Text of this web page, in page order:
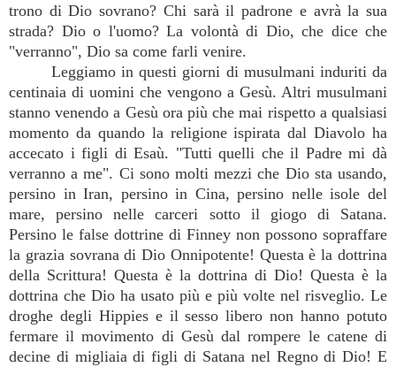
trono di Dio sovrano? Chi sarà il padrone e avrà la sua
strada? Dio o l'uomo? La volontà di Dio, che dice che
"verranno", Dio sa come farli venire.
Leggiamo in questi giorni di musulmani induriti da
centinaia di uomini che vengono a Gesù. Altri musulmani
stanno venendo a Gesù ora più che mai rispetto a qualsiasi
momento da quando la religione ispirata dal Diavolo ha
accecato i figli di Esaù. "Tutti quelli che il Padre mi dà
verranno a me". Ci sono molti mezzi che Dio sta usando,
persino in Iran, persino in Cina, persino nelle isole del
mare, persino nelle carceri sotto il giogo di Satana.
Persino le false dottrine di Finney non possono sopraffare
la grazia sovrana di Dio Onnipotente! Questa è la dottrina
della Scrittura! Questa è la dottrina di Dio! Questa è la
dottrina che Dio ha usato più e più volte nel risveglio. Le
droghe degli Hippies e il sesso libero non hanno potuto
fermare il movimento di Gesù dal rompere le catene di
decine di migliaia di figli di Satana nel Regno di Dio! E